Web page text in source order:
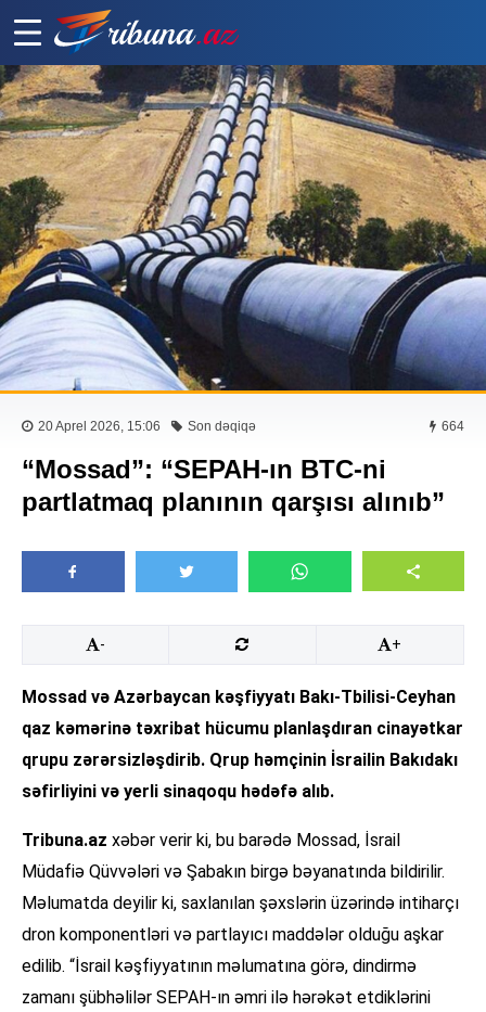
20 Aprel 2026, 15:06 Son dəqiqə 664
“Mossad”: “SEPAH-ın BTC-ni
partlatmaq planının qarşısı alınıb”
- +
Mossad və Azərbaycan kəşfiyyatı Bakı-Tbilisi-Ceyhan
qaz kəmərinə təxribat hücumu planlaşdıran cinayətkar
qrupu zərərsizləşdirib. Qrup həmçinin İsrailin Bakıdakı
səfirliyini və yerli sinaqoqu hədəfə alıb.
Tribuna.az xəbər verir ki, bu barədə Mossad, İsrail
Müdafiə Qüvvələri və Şabakın birgə bəyanatında bildirilir.
Məlumatda deyilir ki, saxlanılan şəxslərin üzərində intiharçı
dron komponentləri və partlayıcı maddələr olduğu aşkar
edilib. “İsrail kəşfiyyatının məlumatına görə, dindirmə
zamanı şübhəlilər SEPAH-ın əmri ilə hərəkət etdiklərini